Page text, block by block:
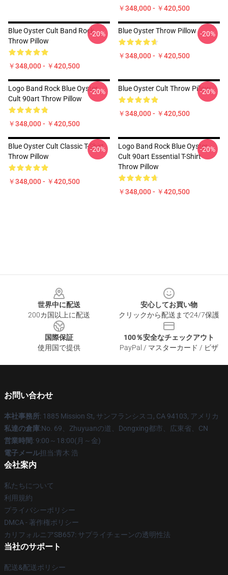
￥348,000 - ￥420,500
Blue Oyster Cult Band Rock
Throw Pillow
￥348,000 - ￥420,500
-20% Blue Oyster Throw Pillow
￥348,000 - ￥420,500
-20%
Logo Band Rock Blue Oyster
Cult 90art Throw Pillow
￥348,000 - ￥420,500
-20% Blue Oyster Cult Throw Pillow
￥348,000 - ￥420,500
-20%
Blue Oyster Cult Classic T-Shirt
Throw Pillow
￥348,000 - ￥420,500
-20%
Logo Band Rock Blue Oyster
Cult 90art Essential T-Shirt
Throw Pillow
￥348,000 - ￥420,500
-20%
世界中に配送
200カ国以上に配送
安心してお買い物
クリックから配送まで24/7保護
国際保証
使用国で提供
100％安全なチェックアウト
PayPal / マスターカード / ビザ
お問い合わせ
本社事務所: 1885 Mission St, サンフランシスコ, CA 94103, アメリカ
私達の倉庫:No. 69、Zhuyuanの道、Dongxing都市、広東省、CN
営業時間: 9:00～18:00(月～金)
電子メール担当:青木 浩
会社案内
私たちについて
利用規約
プライバシーポリシー
DMCA - 著作権ポリシー
カリフォルニアSB657: サプライチェーンの透明性法
当社のサポート
配送&配送ポリシー